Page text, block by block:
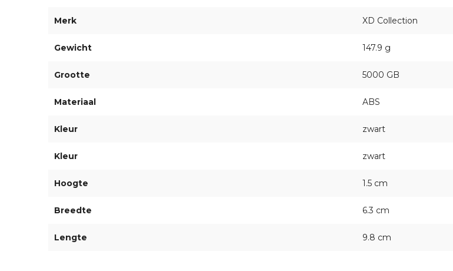
Merk XD Collection
Gewicht 147.9 g
Grootte 5000 GB
Materiaal ABS
Kleur zwart
Kleur zwart
Hoogte 1.5 cm
Breedte 6.3 cm
Lengte 9.8 cm